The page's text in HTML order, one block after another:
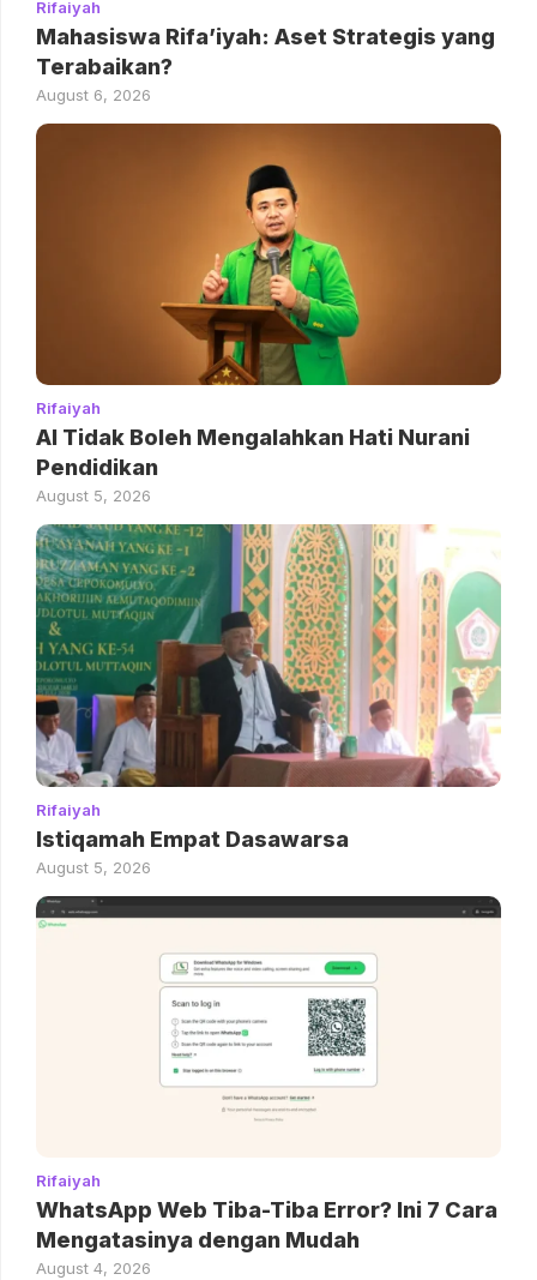
Rifaiyah
Mahasiswa Rifa’iyah: Aset Strategis yang
Terabaikan?
August 6, 2026
Rifaiyah
AI Tidak Boleh Mengalahkan Hati Nurani
Pendidikan
August 5, 2026
Rifaiyah
Istiqamah Empat Dasawarsa
August 5, 2026
Rifaiyah
WhatsApp Web Tiba-Tiba Error? Ini 7 Cara
Mengatasinya dengan Mudah
August 4, 2026